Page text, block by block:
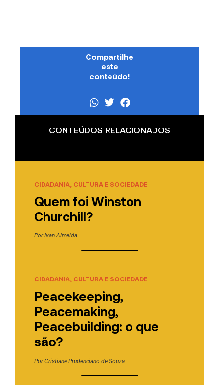
Compartilhe
este
conteúdo!
CONTEÚDOS RELACIONADOS
CIDADANIA, CULTURA E SOCIEDADE
Quem foi Winston
Churchill?
PorIvan Almeida
CIDADANIA, CULTURA E SOCIEDADE
Peacekeeping,
Peacemaking,
Peacebuilding: o que
são?
PorCristiane Prudenciano de Souza